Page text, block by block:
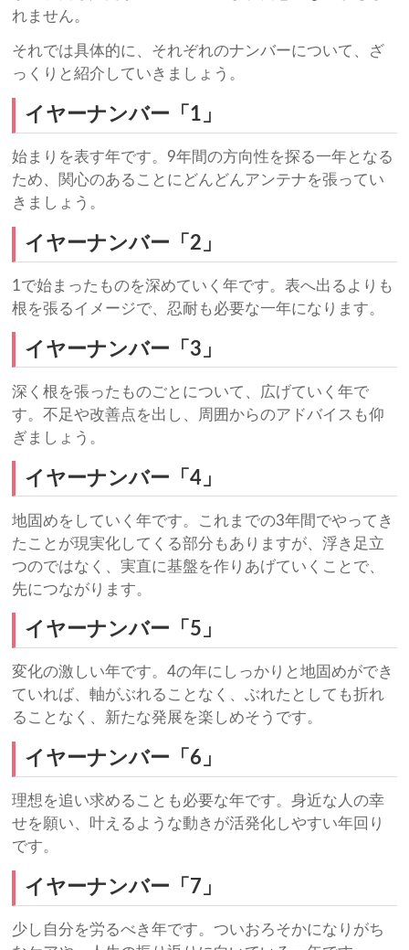
れません。
それでは具体的に、それぞれのナンバーについて、ざ
っくりと紹介していきましょう。
イヤーナンバー「1」
始まりを表す年です。9年間の方向性を探る一年となる
ため、関心のあることにどんどんアンテナを張ってい
きましょう。
イヤーナンバー「2」
1で始まったものを深めていく年です。表へ出るよりも
根を張るイメージで、忍耐も必要な一年になります。
イヤーナンバー「3」
深く根を張ったものごとについて、広げていく年で
す。不足や改善点を出し、周囲からのアドバイスも仰
ぎましょう。
イヤーナンバー「4」
地固めをしていく年です。これまでの3年間でやってき
たことが現実化してくる部分もありますが、浮き足立
つのではなく、実直に基盤を作りあげていくことで、
先につながります。
イヤーナンバー「5」
変化の激しい年です。4の年にしっかりと地固めができ
ていれば、軸がぶれることなく、ぶれたとしても折れ
ることなく、新たな発展を楽しめそうです。
イヤーナンバー「6」
理想を追い求めることも必要な年です。身近な人の幸
せを願い、叶えるような動きが活発化しやすい年回り
です。
イヤーナンバー「7」
少し自分を労るべき年です。ついおろそかになりがち